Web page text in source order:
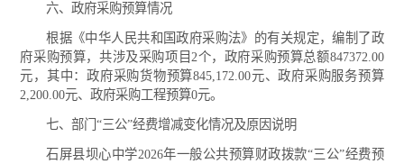
六、政府采购预算情况
根据《中华人民共和国政府采购法》的有关规定，编制了政
府采购预算，共涉及采购项目2个，政府采购预算总额847372.00
元，其中：政府采购货物预算845,172.00元、政府采购服务预算
2,200.00元、政府采购工程预算0元。
七、部门“三公”经费增减变化情况及原因说明
石屏县坝心中学2026年一般公共预算财政拨款“三公”经费预